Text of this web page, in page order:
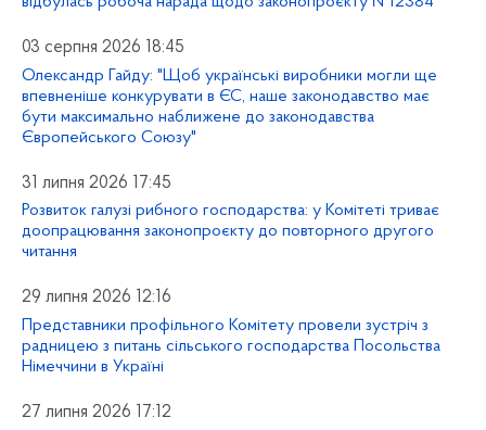
03 серпня 2026 18:45
Олександр Гайду: "Щоб українські виробники могли ще
впевненіше конкурувати в ЄС, наше законодавство має
бути максимально наближене до законодавства
Європейського Союзу"
31 липня 2026 17:45
Розвиток галузі рибного господарства: у Комітеті триває
доопрацювання законопроєкту до повторного другого
читання
29 липня 2026 12:16
Представники профільного Комітету провели зустріч з
радницею з питань сільського господарства Посольства
Німеччини в Україні
27 липня 2026 17:12